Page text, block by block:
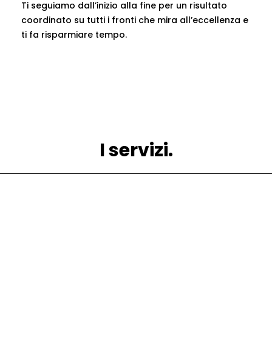
Ti seguiamo dall’inizio alla fine per un risultato
coordinato su tutti i fronti che mira all’eccellenza e
ti fa risparmiare tempo.
I servizi.